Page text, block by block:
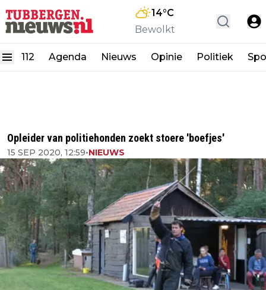
14°C
Bewolkt
112 Agenda Nieuws Opinie Politiek
Opleider van politiehonden zoekt stoere 'boefjes'
15 SEP 2020, 12:59•NIEUWS